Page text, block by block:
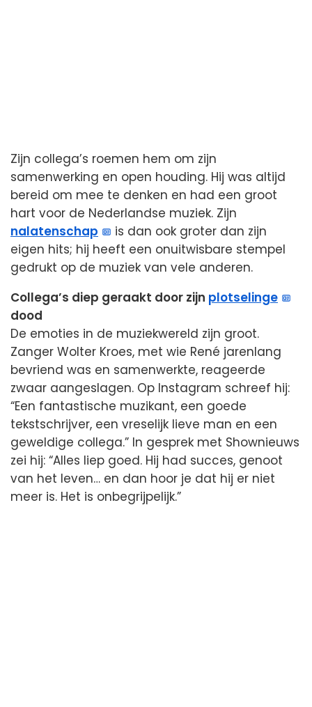
Zijn collega’s roemen hem om zijn
samenwerking en open houding. Hij was altijd
bereid om mee te denken en had een groot
hart voor de Nederlandse muziek. Zijn
nalatenschap
is dan ook groter dan zijn
eigen hits; hij heeft een onuitwisbare stempel
gedrukt op de muziek van vele anderen.
Collega’s diep geraakt door zijn plotselinge
dood
De emoties in de muziekwereld zijn groot.
Zanger Wolter Kroes, met wie René jarenlang
bevriend was en samenwerkte, reageerde
zwaar aangeslagen. Op Instagram schreef hij:
“Een fantastische muzikant, een goede
tekstschrijver, een vreselijk lieve man en een
geweldige collega.” In gesprek met Shownieuws
zei hij: “Alles liep goed. Hij had succes, genoot
van het leven… en dan hoor je dat hij er niet
meer is. Het is onbegrijpelijk.”